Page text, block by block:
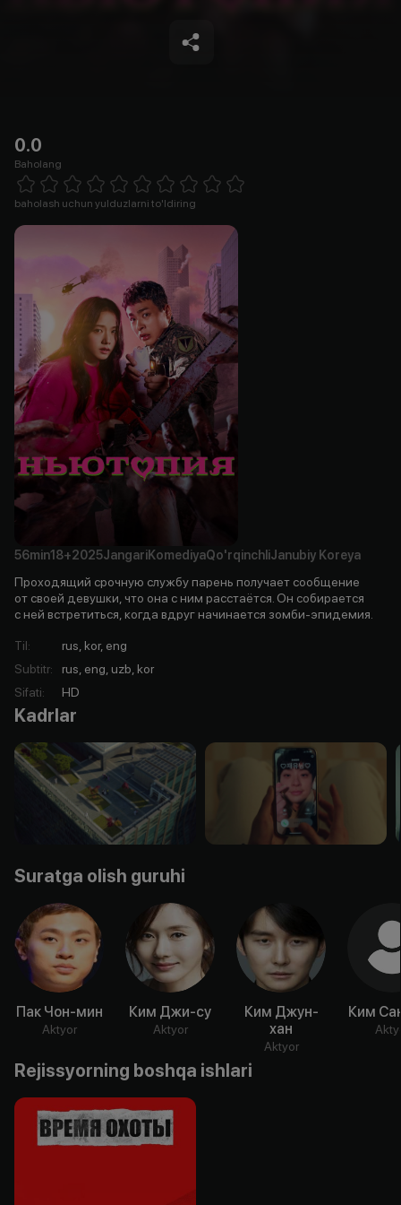
0.0
Baholang
1 Star 2 Stars 3 Stars 4 Stars5 Stars 6 Stars7 Stars8 Stars
baholash uchun yulduzlarni to'ldiring
56min18+2025JangariKomediyaQo'rqinchliJanubiy Koreya
Проходящий срочную службу парень получает сообщение
от своей девушки, что она с ним расстаётся. Он собирается
с ней встретиться, когда вдруг начинается зомби-эпидемия.
Til:
rus, kor, eng
Subtitr:
rus, eng, uzb, kor
Sifati: HD
Kadrlar
Suratga olish guruhi
Пак Чон-мин
Aktyor
Ким Джи-су
Aktyor
Ким Джун-
хан
Aktyor
Ким
Rejissyorning boshqa ishlari